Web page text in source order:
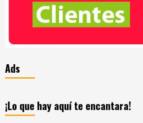
Ads
¡Lo que hay aquí te encantara!